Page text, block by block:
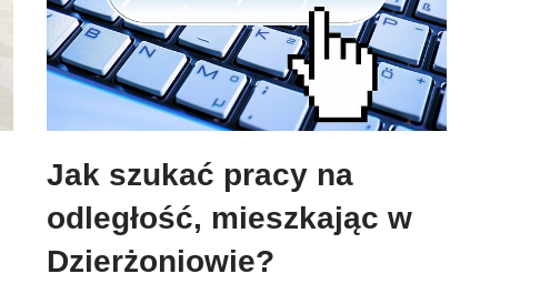
Jak szukać pracy na
odległość, mieszkając w
Dzierżoniowie?